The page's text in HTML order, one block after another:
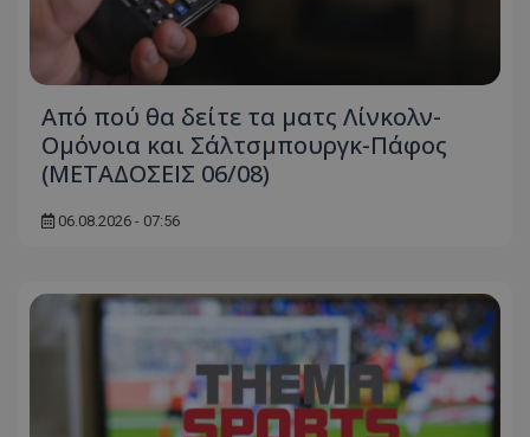
Από πού θα δείτε τα ματς Λίνκολν-
Ομόνοια και Σάλτσμπουργκ-Πάφος
(ΜΕΤΑΔΟΣΕΙΣ 06/08)
06.08.2026 - 07:56